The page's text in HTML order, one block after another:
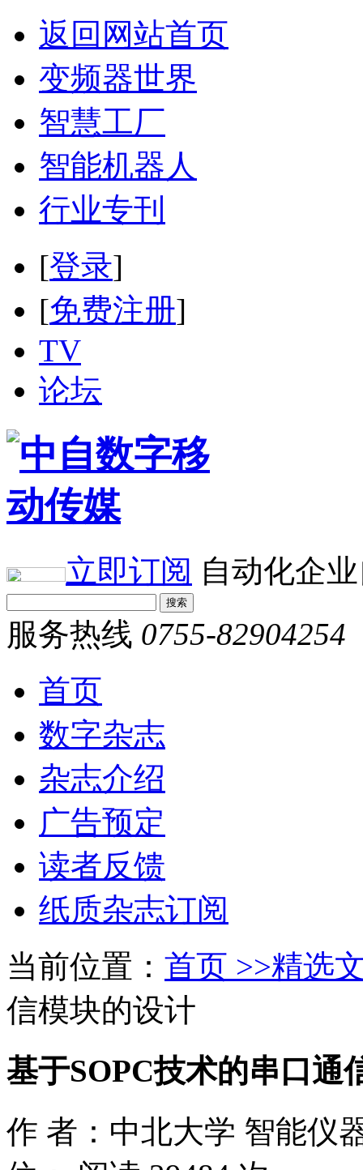
返回网站首页
变频器世界
智慧工厂
智能机器人
行业专刊
[登录]
[免费注册]
TV
论坛
立即订阅 自动化企
服务热线 0755-82904254
首页
数字杂志
杂志介绍
广告预定
读者反馈
纸质杂志订阅
当前位置： 首页 >>精选
信模块的设计
基于SOPC技术的串口通
作 者：中北大学 智能仪